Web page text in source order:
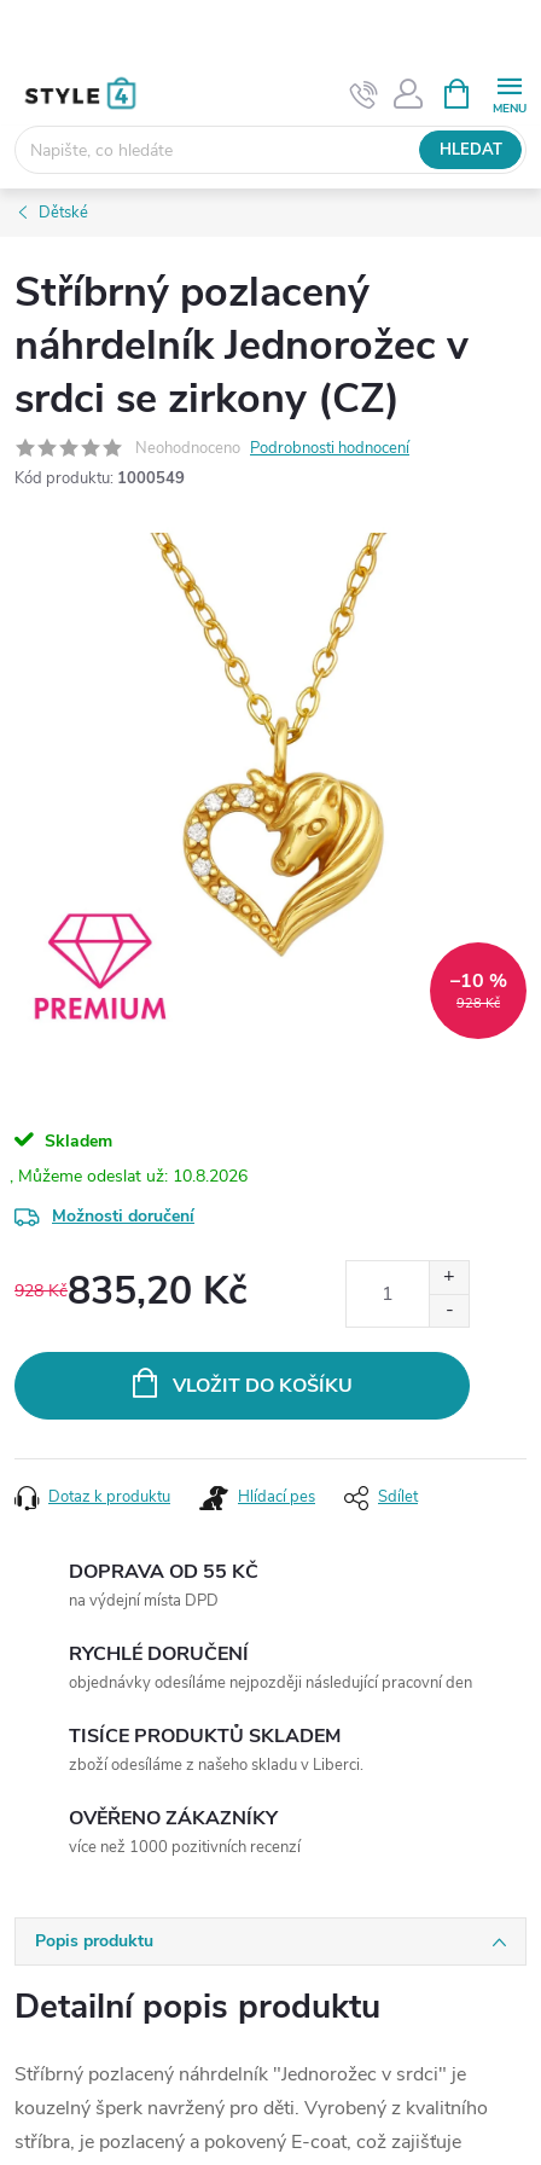
HLEDAT
NÁKUPNÍ
KOŠÍK
Dětské
Stříbrný pozlacený
náhrdelník Jednorožec v
srdci se zirkony (CZ)
Neohodnoceno Podrobnosti hodnocení
Kód produktu: 1000549
928 Kč
–10 %
Skladem
10.8.2026
Možnosti doručení
928 Kč835,20 Kč
VLOŽIT DO KOŠÍKU
Dotaz k produktu Hlídací pes Sdílet
DOPRAVA OD 55 KČ
na výdejní místa DPD
RYCHLÉ DORUČENÍ
objednávky odesíláme nejpozději následující pracovní den
TISÍCE PRODUKTŮ SKLADEM
zboží odesíláme z našeho skladu v Liberci.
OVĚŘENO ZÁKAZNÍKY
více než 1000 pozitivních recenzí
Popis produktu
Detailní popis produktu
Stříbrný pozlacený náhrdelník "Jednorožec v srdci" je
kouzelný šperk navržený pro děti. Vyrobený z kvalitního
stříbra, je pozlacený a pokovený E-coat, což zajišťuje